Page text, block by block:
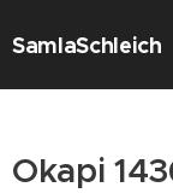
SamlaSchleich
Okapi